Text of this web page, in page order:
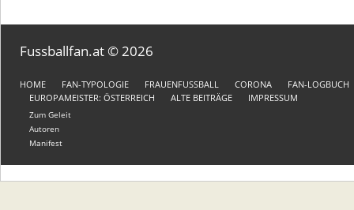
Fussballfan.at © 2026
HOME FAN-TYPOLOGIE FRAUENFUSSBALL CORONA
FAN-LOGBUCH
EUROPAMEISTER: ÖSTERREICH
Zum Geleit
Autoren
Manifest
ALTE BEITRÄGE IMPRESSUM